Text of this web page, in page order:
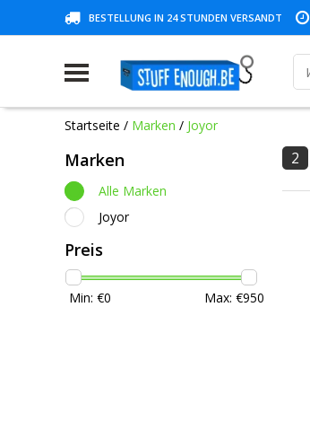
BESTELLUNG IN 24 STUNDEN VERSANDT
Startseite / Marken / Joyor
Marken
Alle Marken
Joyor
Preis
Min: €0 Max: €950
2